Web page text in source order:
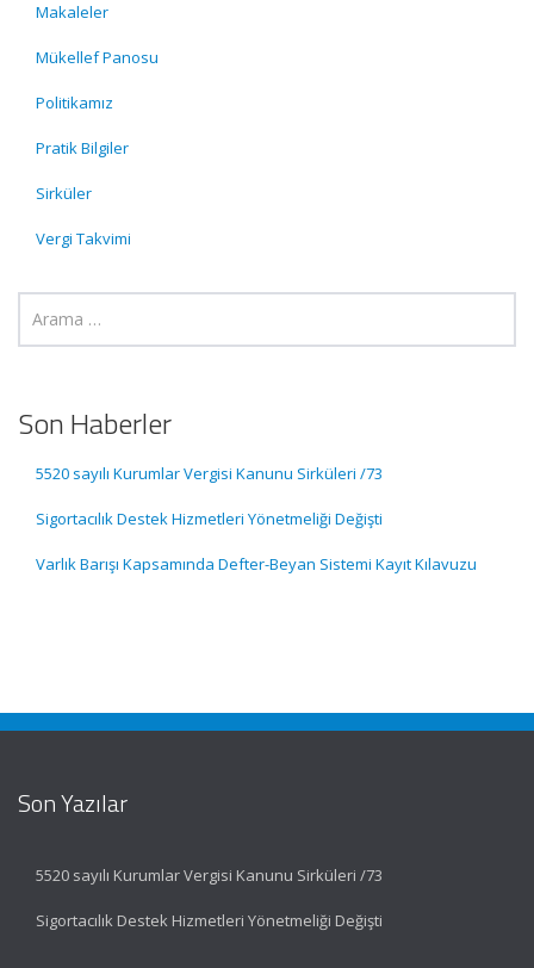
Makaleler
Mükellef Panosu
Politikamız
Pratik Bilgiler
Sirküler
Vergi Takvimi
Son Haberler
5520 sayılı Kurumlar Vergisi Kanunu Sirküleri /73
Sigortacılık Destek Hizmetleri Yönetmeliği Değişti
Varlık Barışı Kapsamında Defter-Beyan Sistemi Kayıt Kılavuzu
Son Yazılar
5520 sayılı Kurumlar Vergisi Kanunu Sirküleri /73
Sigortacılık Destek Hizmetleri Yönetmeliği Değişti